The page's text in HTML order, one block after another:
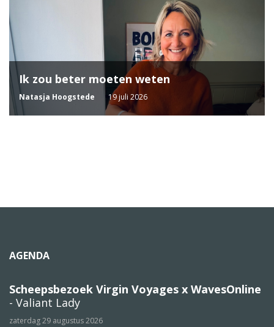
Ik zou beter moeten weten
Natasja Hoogstede 19 juli 2026
AGENDA
Scheepsbezoek Virgin Voyages x WavesOnline
- Valiant Lady
zaterdag 29 augustus 2026